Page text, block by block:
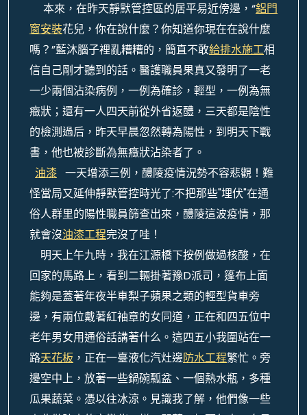
本來，在昨天靜默管控區的居平易近傍邊，“鋁門
窗安裝花兒，你在說什麼？你知道你現在在說什麼
嗎？”藍沐腦子裡亂糟糟的，簡直不敢給排水施工相
信自己剛才聽到的話。醫護職員果真又發明了一老
一少兩個沾染病例，一例為確診，輕型，一例為無
癥狀；還有一人四天前從外省返醴，三天都是陰性
的檢測過后，昨天早晨忽然轉為陽性，到明天下戰
書，他也被診斷為無癥狀沾染者了。
油漆 一天增添三例，醴陵疫情況勢不容悲觀！難
怪當局又延伸靜默管控時光了:不把那些"埋伏"在通
俗人群里的陽性職員篩查出來，醴陵這波疫情，那
就會沒油漆工程完沒了哇！
明天上午九時，我在江源橋下按例做過核酸，在
回家的馬路上，看到二輛掛著豫D派司，篷布上面
能夠是蓋著年夜半車梨子蘋果之類的輕型貨車旁
邊，有兩位戴著紅袖章的女同道，正在和四五位中
老年男女用通俗話講著什么。這四五小我圍站在一
路天花板 ，正在一臺液化汽灶邊防水工程繁忙。旁
邊空中上，放著一些鍋碗瓢盆、一個熱水瓶，多種
瓜果蔬菜。憑以往冰涼。見識我了解，他們像一些